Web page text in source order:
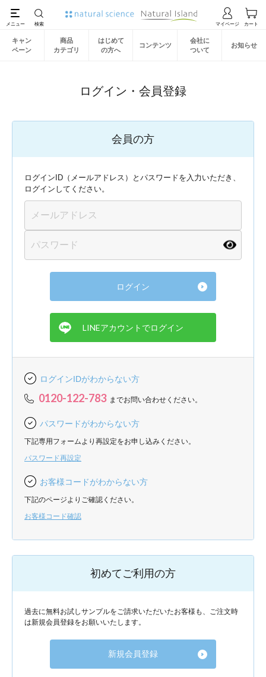
キャン
ペーン
商品
カテゴリ
はじめて
の方へ
コンテンツ
会社に
ついて
お知らせ
ログイン・会員登録
会員の方
ログインID（メールアドレス）とパスワードを入力いただき、
ログインしてください。
ログインIDがわからない方
0120-122-783 までお問い合わせください。
パスワードがわからない方
下記専用フォームより再設定をお申し込みください。
パスワード再設定
お客様コードがわからない方
下記のページよりご確認ください。
お客様コード確認
初めてご利用の方
過去に無料お試しサンプルをご請求いただいたお客様も、ご注文時
は新規会員登録をお願いいたします。
新規会員登録